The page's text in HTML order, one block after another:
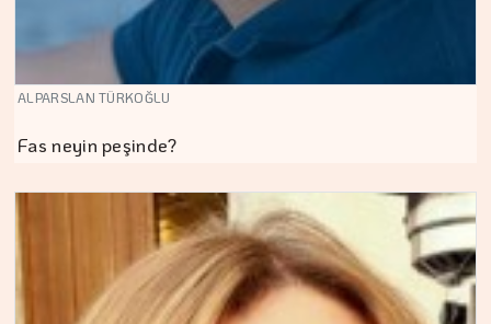
ALPARSLAN TÜRKOĞLU
Fas neyin peşinde?